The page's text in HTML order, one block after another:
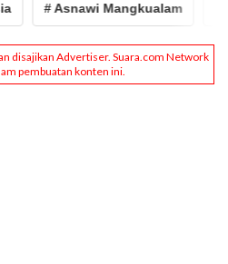
# Asnawi Mangkualam